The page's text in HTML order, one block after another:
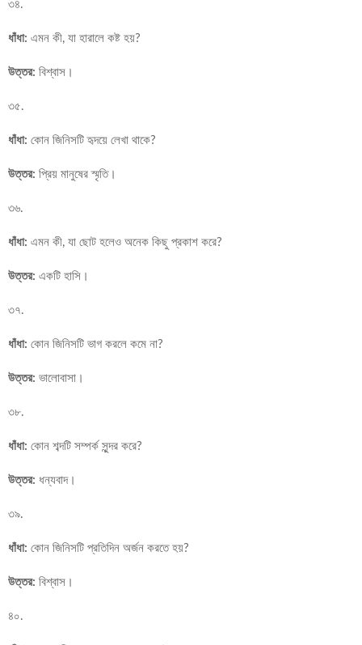
৩৪.
ধাঁধা: এমন কী, যা হারালে কষ্ট হয়?
উত্তর: বিশ্বাস।
৩৫.
ধাঁধা: কোন জিনিসটি হৃদয়ে লেখা থাকে?
উত্তর: প্রিয় মানুষের স্মৃতি।
৩৬.
ধাঁধা: এমন কী, যা ছোট হলেও অনেক কিছু প্রকাশ করে?
উত্তর: একটি হাসি।
৩৭.
ধাঁধা: কোন জিনিসটি ভাগ করলে কমে না?
উত্তর: ভালোবাসা।
৩৮.
ধাঁধা: কোন শব্দটি সম্পর্ক সুন্দর করে?
উত্তর: ধন্যবাদ।
৩৯.
ধাঁধা: কোন জিনিসটি প্রতিদিন অর্জন করতে হয়?
উত্তর: বিশ্বাস।
৪০.